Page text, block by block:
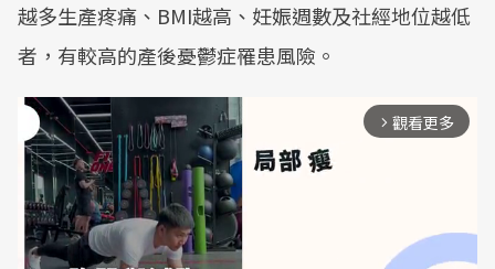
越多生產疼痛、BMI越高、妊娠週數及社經地位越低
者，有較高的產後憂鬱症罹患風險。
arrow_forward_ios 觀看更多